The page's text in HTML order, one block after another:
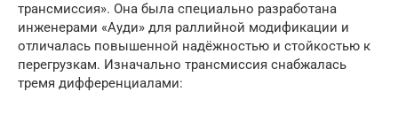
трансмиссия». Она была специально разработана
инженерами «Ауди» для раллийной модификации и
отличалась повышенной надёжностью и стойкостью к
перегрузкам. Изначально трансмиссия снабжалась
тремя дифференциалами: